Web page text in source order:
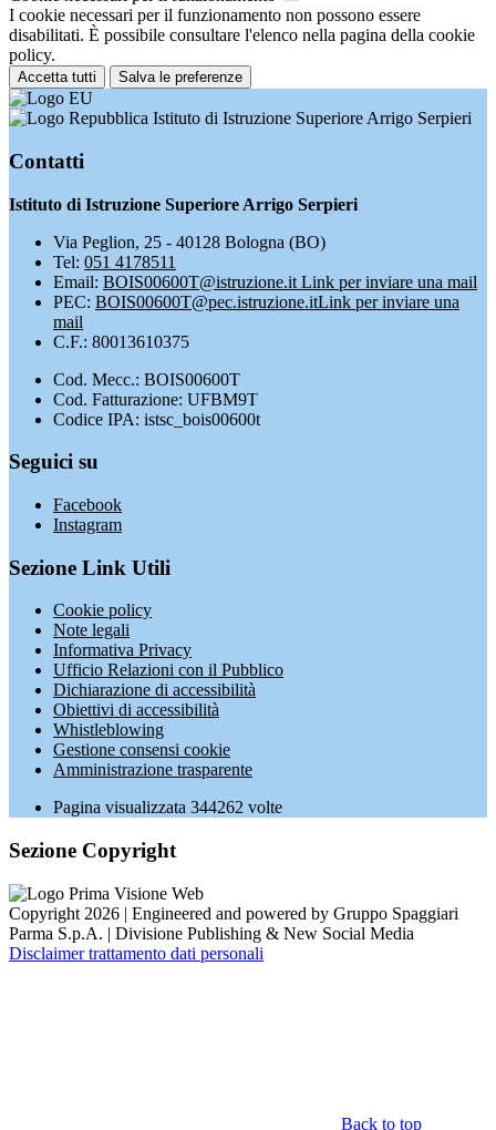
I cookie necessari per il funzionamento non possono essere
disabilitati. È possibile consultare l'elenco nella pagina della cookie
policy.
Accetta tutti Salva le preferenze
Istituto di Istruzione Superiore Arrigo Serpieri
Contatti
Istituto di Istruzione Superiore Arrigo Serpieri
Via Peglion, 25 - 40128 Bologna (BO)
Tel: 051 4178511
Email: BOIS00600T@istruzione.it Link per inviare una mail
PEC: BOIS00600T@pec.istruzione.itLink per inviare una
mail
C.F.: 80013610375
Cod. Mecc.: BOIS00600T
Cod. Fatturazione: UFBM9T
Codice IPA: istsc_bois00600t
Seguici su
Facebook
Instagram
Sezione Link Utili
Cookie policy
Note legali
Informativa Privacy
Ufficio Relazioni con il Pubblico
Dichiarazione di accessibilità
Obiettivi di accessibilità
Whistleblowing
Gestione consensi cookie
Amministrazione trasparente
Pagina visualizzata 344262 volte
Sezione Copyright
Copyright 2026 | Engineered and powered by Gruppo Spaggiari
Parma S.p.A. | Divisione Publishing & New Social Media
Disclaimer trattamento dati personali
Back to top